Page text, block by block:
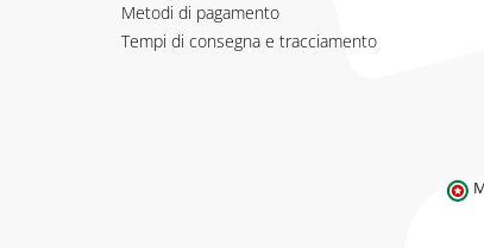
Metodi di pagamento
Tempi di consegna e tracciamento